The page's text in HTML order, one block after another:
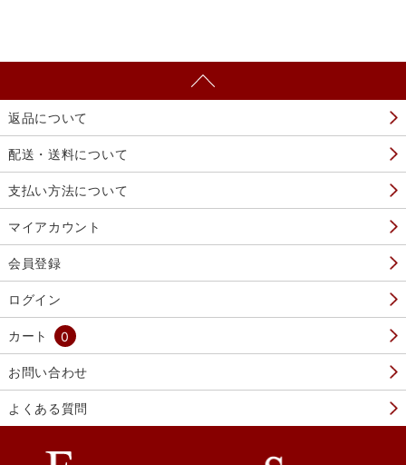
返品について
配送・送料について
支払い方法について
マイアカウント
会員登録
ログイン
カート 0
お問い合わせ
よくある質問